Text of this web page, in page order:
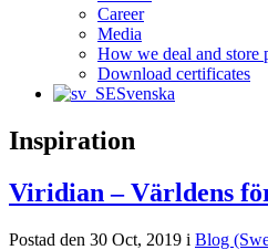
Career
Media
How we deal and store
Download certificates
Svenska
Inspiration
Viridian – Världens
Postad den 30 Oct, 2019 i Blog